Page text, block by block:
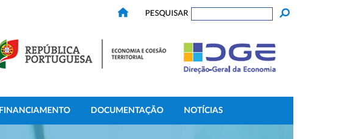
PESQUISAR
FINANCIAMENTO DOCUMENTAÇÃO NOTÍCIAS